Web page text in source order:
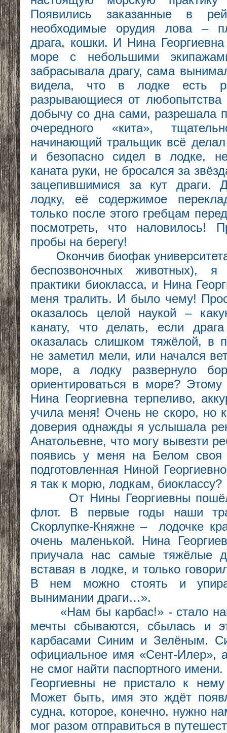
Появились заказанные в
необходимые орудия лова –
драга, кошки. И Нина
море с небольшими
забрасывала драгу, сама
видела, что в лодке есть
разрывающиеся от
добычу со дна сами, разрешала
очередного «кита»,
начинающий тральщик всё
и безопасно сидел в лодке,
каната руки, не бросался за
зацепившимися за кут драги.
лодку, её содержимое
только после этого гребцам
посмотреть, что наловилось!
пробы на берегу!
Окончив биофак университета
беспозвоночных животных),
практики биокласса, и Нина
меня тралить. И было чему!
оказалось целой наукой –
канату, что делать, если
оказалась слишком тяжёлой, в
не заметил мели, или начался
море, а лодку развернуло
ориентироваться в море?
Нина Георгиевна терпеливо,
учила меня! Очень не скоро, но
доверия однажды я услышала
Анатольевне, что могу вывезти
появись у меня на Белом своя
подготовленная Ниной
я так к морю, лодкам, биоклассу?
От Нины Георгиевны пошёл
флот. В первые годы наши
Скорлупке-Княжне – лодочке
очень маленькой. Нина
приучала нас самые тяжёлые
вставая в лодке, и только
В нем можно стоять и
вынимании драги…».
«Нам бы карбас!» - стало
мечты сбываются, сбылась и
карбасами Синим и Зелёным.
официальное имя «Сент-Илер»,
не смог найти паспортного
Георгиевны не пристало к
Может быть, имя это ждёт
судна, которое, конечно, нужно
мог разом отправиться в